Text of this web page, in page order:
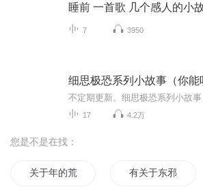
睡前 一首歌 几个感人的小
7 3950
细思极恐系列小故事（你能
17 4.2万
您是不是在找：
关于年的荒唐故事 有关于东邪的故事